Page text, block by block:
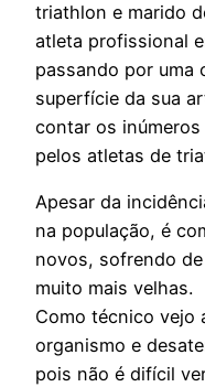
triathlon e marido
atleta profissional
passando por uma
superfície da sua
contar os
pelos atletas de
Apesar da
na população, é
novos, sofrendo
muito mais velhas.
Como técnico vejo
organismo e
pois não é difícil